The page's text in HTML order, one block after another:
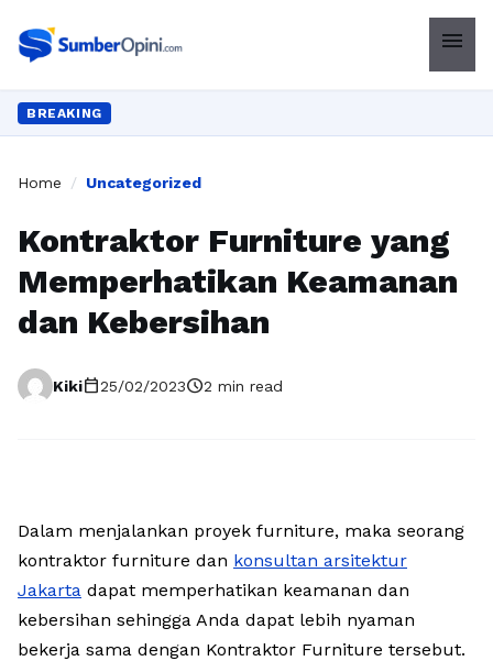
menu
BREAKING
Home / Uncategorized
Kontraktor Furniture yang
Memperhatikan Keamanan
dan Kebersihan
Kikicalendar_today25/02/2023schedule2 min read
Dalam menjalankan proyek furniture, maka seorang
kontraktor furniture dan konsultan arsitektur
Jakarta dapat memperhatikan keamanan dan
kebersihan sehingga Anda dapat lebih nyaman
bekerja sama dengan Kontraktor Furniture tersebut.